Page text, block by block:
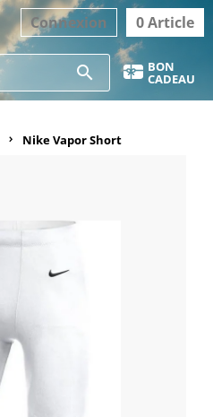
0 Article
Connexion
search BON
CADEAU
Nike Vapor Short